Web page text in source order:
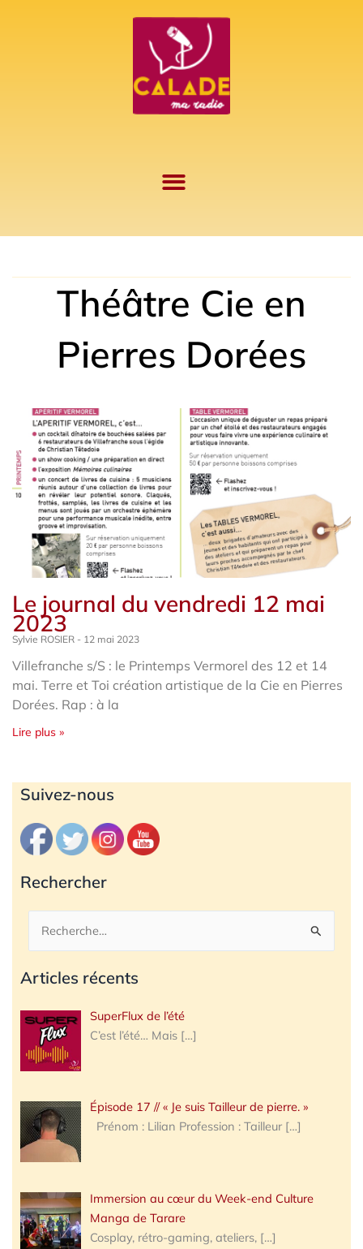
Théâtre Cie en
Pierres Dorées
Le journal du vendredi 12 mai
2023
Sylvie ROSIER 12 mai 2023
Villefranche s/S : le Printemps Vermorel des 12 et 14
mai. Terre et Toi création artistique de la Cie en Pierres
Dorées. Rap : à la
Lire plus »
Suivez-nous
Rechercher
Rechercher :
Articles récents
SuperFlux de l’été
C’est l’été… Mais […]
Épisode 17 // « Je suis Tailleur de pierre. »
Prénom : Lilian Profession : Tailleur […]
Immersion au cœur du Week-end Culture
Manga de Tarare
Cosplay, rétro-gaming, ateliers, […]
Archives